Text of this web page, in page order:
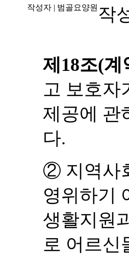
작성자 | 범골요양원 작
제 18조(계
고 보호자
제공에 관
다.
② 지역사
영위하기
생활지원
로 어르신